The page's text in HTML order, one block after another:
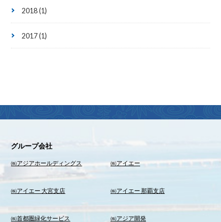
2018 (1)
2017 (1)
グループ会社
㈱アジアホールディングス ㈱アイエー
㈱アイエー 大宮支店 ㈱アイエー 那覇支店
㈱首都圏緑化サービス ㈱アジア開発